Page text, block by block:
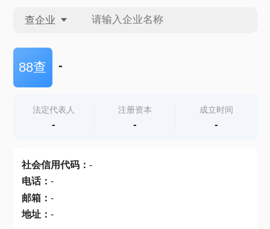
查企业
查企业
查产地
88查 -
法定代表人
-
注册资本
-
成立时间
-
社会信用代码： -
电话： -
邮箱： -
地址： -